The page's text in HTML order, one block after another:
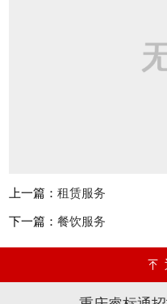
上一篇：租赁服务
下一篇：餐饮服务